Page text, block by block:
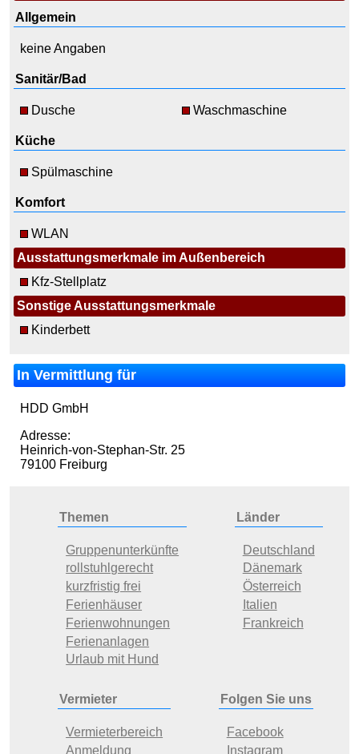
Allgemein
keine Angaben
Sanitär/Bad
Dusche Waschmaschine
Küche
Spülmaschine
Komfort
WLAN
Ausstattungsmerkmale im Außenbereich
Kfz-Stellplatz
Sonstige Ausstattungsmerkmale
Kinderbett
In Vermittlung für
HDD GmbH
Adresse:
Heinrich-von-Stephan-Str. 25
79100 Freiburg
Themen
Gruppenunterkünfte
rollstuhlgerecht
kurzfristig frei
Ferienhäuser
Ferienwohnungen
Ferienanlagen
Urlaub mit Hund
Länder
Deutschland
Dänemark
Österreich
Italien
Frankreich
Vermieter
Vermieterbereich
Anmeldung
Folgen Sie uns
Facebook
Instagram